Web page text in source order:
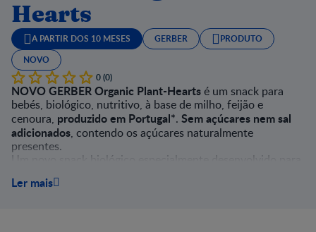
Hearts
A PARTIR DOS 10 MESES GERBER
PRODUTO
NOVO
0 (0)
NOVO GERBER Organic Plant-Heartsé um snack para
bebés, biológico, nutritivo, à base de milho, feijão e
cenoura, produzido em Portugal*. Sem açúcares nem sal
adicionados, contendo os açúcares naturalmente
presentes.
Um novo snack biológico especialmente desenvolvido para
explorarem a mastigação!
Ler mais